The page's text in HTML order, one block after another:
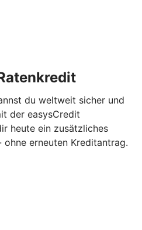
du weltweit sicher und
der easysCredit
heute ein zusätzliches
erneuten Kreditantrag.